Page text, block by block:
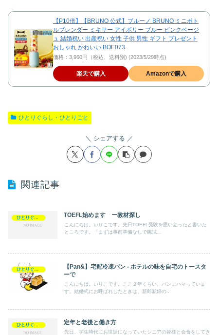
【P10倍】【BRUNO 公式】ブルーノ BRUNO ミニボト
ルブレンダー ミキサー アイボリー ブルー ピンクベージ
ュ 結婚祝い 出産祝い 女性 子供 男性 ギフト プレゼント
おしゃれ かわいい BOE073
価格：3,960円（税込、送料別) (2023/5/29時点)
楽天で購入 Amazonで購入
ひとりぐらし・ひとりごと
シェアする
関連記事
ひとりぐらし・ひとりごと TOEFL始めます ー教材探し
こんにちは。いりこです。先日TOEFL受験を思い立ったと書いた
ところです。「まずは事前準備なしで腕試...
【Pan&】宅配冷凍パン ‐ ホテルの味を自宅のトースタ
ーで
こんにちは。いりこです。ここ２年くらい、パンにハマっていま
す。結婚式にお呼ばれしたときは、新郎新婦の...
定年と老後と働き方
先日、学生時代にお世話になっていたシニアの皆様と会食をしてき